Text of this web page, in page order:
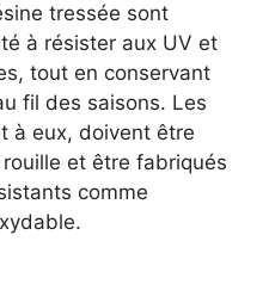
tressée sont
à résister aux UV et
tout en conservant
fil des saisons. Les
à eux, doivent être
et être fabriqués
comme